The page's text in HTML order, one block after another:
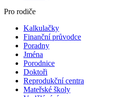
Pro rodiče
Kalkulačky
Finanční průvodce
Poradny
Jména
Porodnice
Doktoři
Reprodukční centra
Mateřské školy